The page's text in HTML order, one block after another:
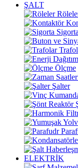
ŞALT
Sigorta
Ölçme
Şalter
ELEKTRİK